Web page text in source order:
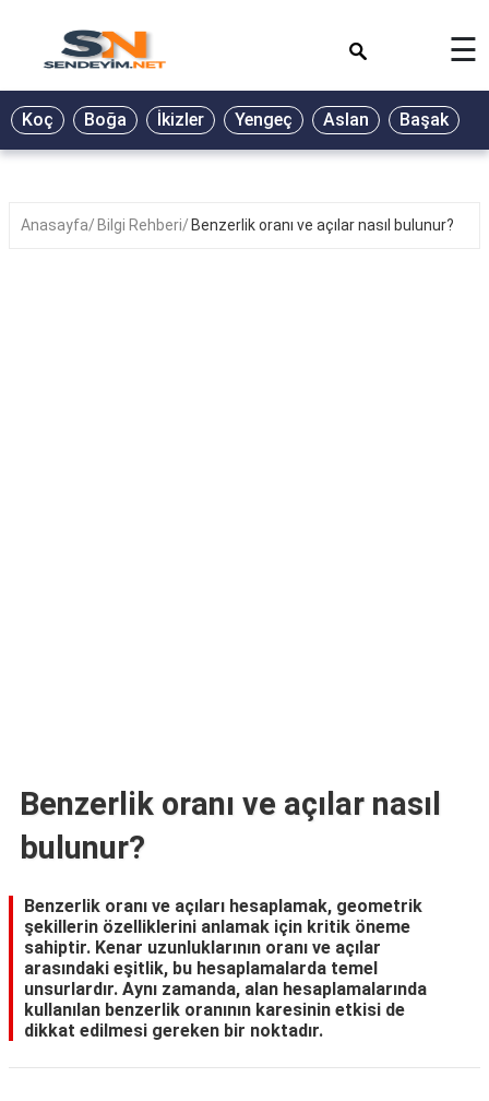
BİYOGRAFİ
GALERİ
☰
Koç Boğa İkizler Yengeç Aslan Başak
Anasayfa Bilgi Rehberi Benzerlik oranı ve açılar nasıl bulunur?
Benzerlik oranı ve açılar nasıl
bulunur?
Benzerlik oranı ve açıları hesaplamak, geometrik
şekillerin özelliklerini anlamak için kritik öneme
sahiptir. Kenar uzunluklarının oranı ve açılar
arasındaki eşitlik, bu hesaplamalarda temel
unsurlardır. Aynı zamanda, alan hesaplamalarında
kullanılan benzerlik oranının karesinin etkisi de
dikkat edilmesi gereken bir noktadır.